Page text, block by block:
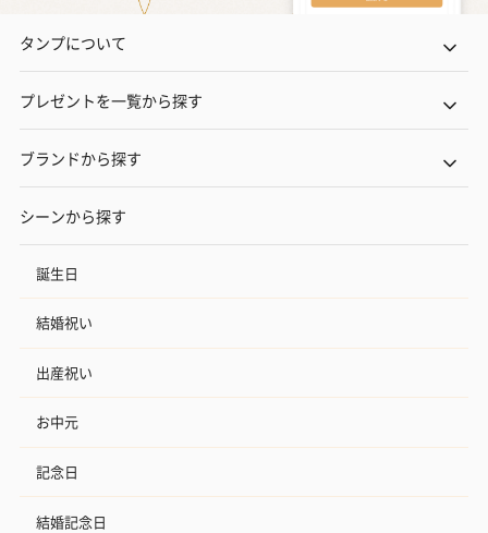
タンプについて
プレゼントを一覧から探す
ブランドから探す
シーンから探す
誕生日
結婚祝い
出産祝い
お中元
記念日
結婚記念日